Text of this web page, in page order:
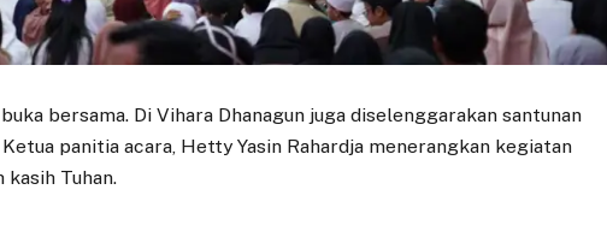
bersama. Di Vihara Dhanagun juga diselenggarakan santunan
panitia acara, Hetty Yasin Rahardja menerangkan kegiatan
Tuhan.